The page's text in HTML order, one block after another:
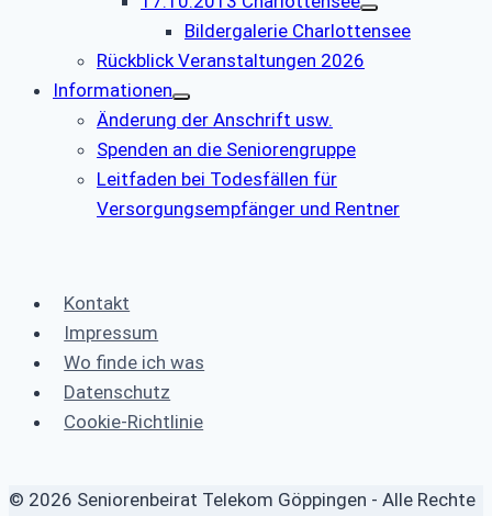
Bildergalerie Charlottensee
Rückblick Veranstaltungen 2026
Informationen
Änderung der Anschrift usw.
Spenden an die Seniorengruppe
Leitfaden bei Todesfällen für
Versorgungsempfänger und Rentner
Kontakt
Impressum
Wo finde ich was
Datenschutz
Cookie-Richtlinie
© 2026 Seniorenbeirat Telekom Göppingen - Alle Rechte